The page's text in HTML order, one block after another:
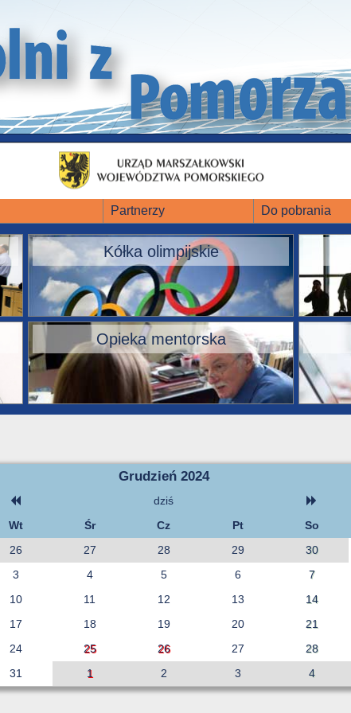
Partnerzy Do pobrania
Kółka olimpijskie
Opieka mentorska
Grudzień 2024
dziś
Wt Śr Cz Pt So
26 27 28 29 30
3 4 5 6 7
10 11 12 13 14
17 18 19 20 21
24 25 26 27 28
31 1 2 3 4